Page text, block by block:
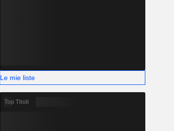
Le mie liste
Top Titoli